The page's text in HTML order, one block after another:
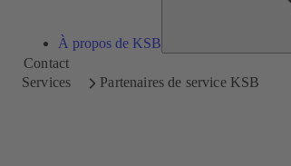
À propos de KSB
Contact
Services
Partenaires de service KSB